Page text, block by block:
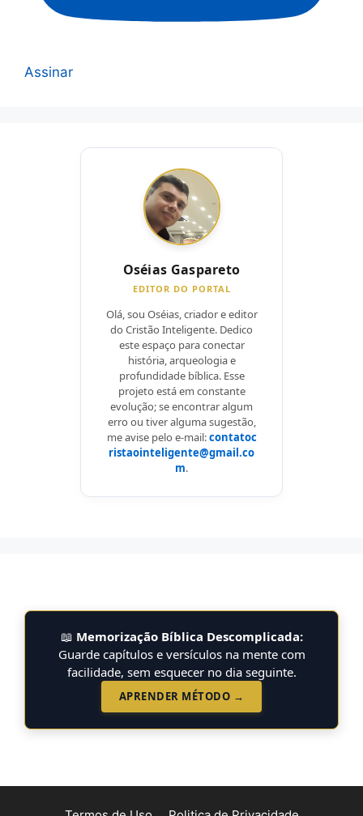
Assinar
Oséias Gaspareto
EDITOR DO PORTAL
Olá, sou Oséias, criador e editor
do Cristão Inteligente. Dedico
este espaço para conectar
história, arqueologia e
profundidade bíblica. Esse
projeto está em constante
evolução; se encontrar algum
erro ou tiver alguma sugestão,
me avise pelo e-mail:contatoc
ristaointeligente@gmail.co
m.
📖 Memorização Bíblica Descomplicada:
Guarde capítulos e versículos na mente com
facilidade, sem esquecer no dia seguinte.
APRENDER MÉTODO →